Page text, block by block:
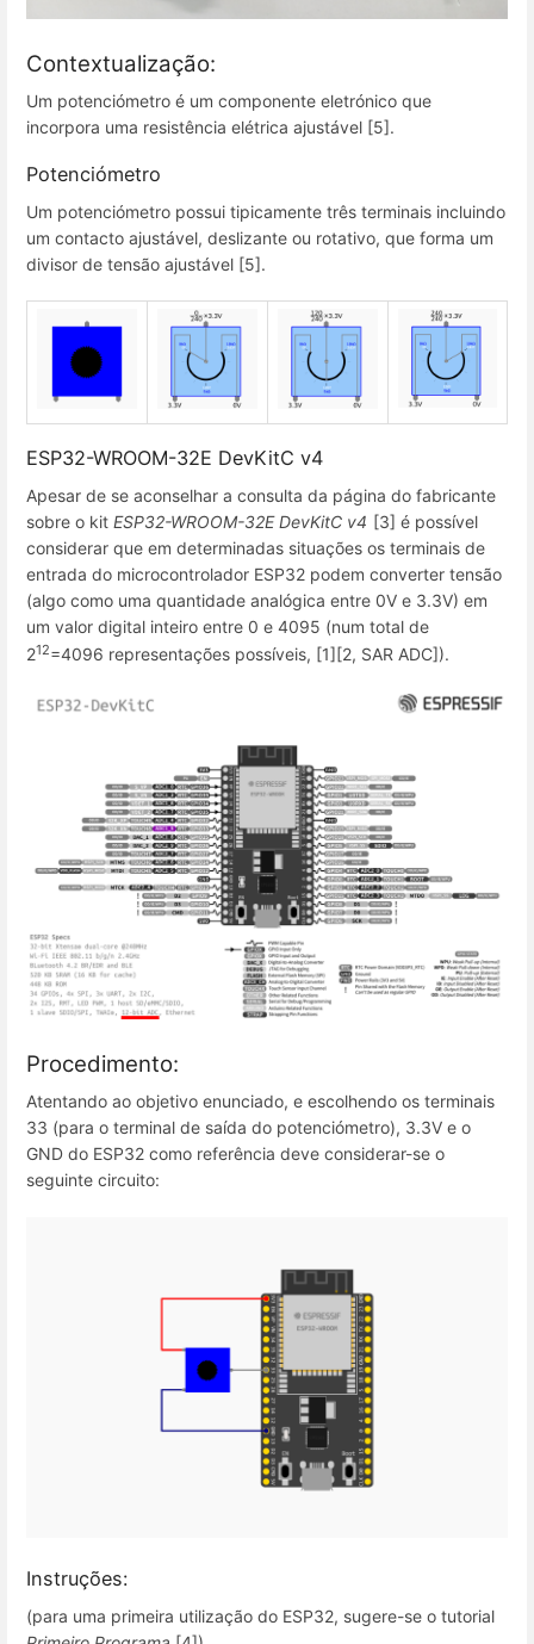
Contextualização:
Um potenciómetro é um componente eletrónico que
incorpora uma resistência elétrica ajustável [5].
Potenciómetro
Um potenciómetro possui tipicamente três terminais incluindo
um contacto ajustável, deslizante ou rotativo, que forma um
divisor de tensão ajustável [5].
ESP32-WROOM-32E DevKitC v4
Apesar de se aconselhar a consulta da página do fabricante
sobre o kit ESP32-WROOM-32E DevKitC v4 [3] é possível
considerar que em determinadas situações os terminais de
entrada do microcontrolador ESP32 podem converter tensão
(algo como uma quantidade analógica entre 0V e 3.3V) em
um valor digital inteiro entre 0 e 4095 (num total de
212=4096 representações possíveis, [1][2, SAR ADC]).
Procedimento:
Atentando ao objetivo enunciado, e escolhendo os terminais
33 (para o terminal de saída do potenciómetro), 3.3V e o
GND do ESP32 como referência deve considerar-se o
seguinte circuito:
Instruções:
(para uma primeira utilização do ESP32, sugere-se o tutorial